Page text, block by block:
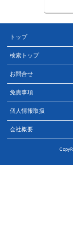
トップ
検索トップ
お問合せ
免責事項
個人情報取扱
会社概要